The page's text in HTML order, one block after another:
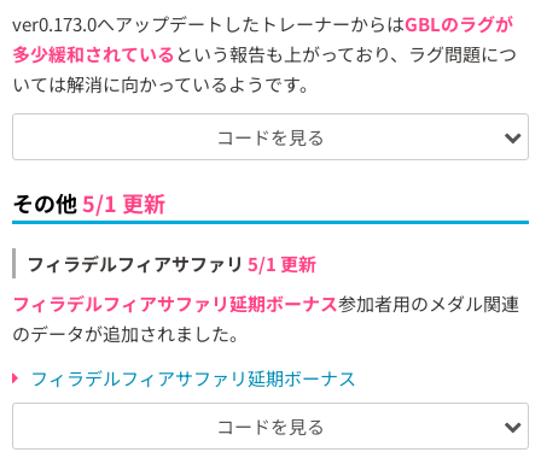
ver0.173.0へアップデートしたトレーナーからはGBLのラグが
多少緩和されているという報告も上がっており、ラグ問題につ
いては解消に向かっているようです。
コードを見る
その他5/1 更新
フィラデルフィアサファリ 5/1 更新
フィラデルフィアサファリ延期ボーナス参加者用のメダル関連
のデータが追加されました。
フィラデルフィアサファリ延期ボーナス
コードを見る